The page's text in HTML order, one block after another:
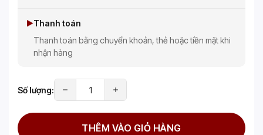
Thanh toán
Thanh toán bằng chuyển khoản, thẻ hoặc tiền mặt khi
nhận hàng
Số lượng:
THÊM VÀO GIỎ HÀNG